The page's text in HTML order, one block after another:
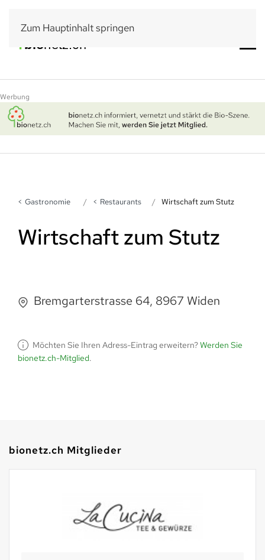
Zum Hauptinhalt springen
Werbung
Gastronomie Restaurants Wirtschaft zum Stutz
Wirtschaft zum Stutz
Bremgarterstrasse 64, 8967 Widen
Möchten Sie Ihren Adress-Eintrag erweitern?Werden Sie
bionetz.ch-Mitglied.
bionetz.ch Mitglieder